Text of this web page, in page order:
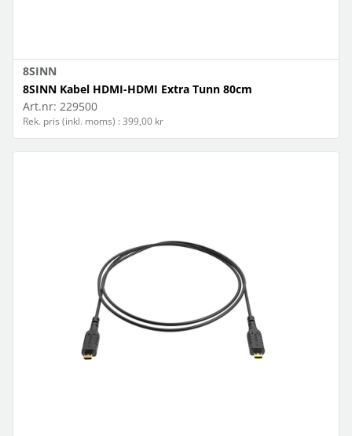
8SINN
8SINN Kabel HDMI-HDMI Extra Tunn 80cm
Art.nr: 229500
Rek. pris (inkl. moms) : 399,00 kr